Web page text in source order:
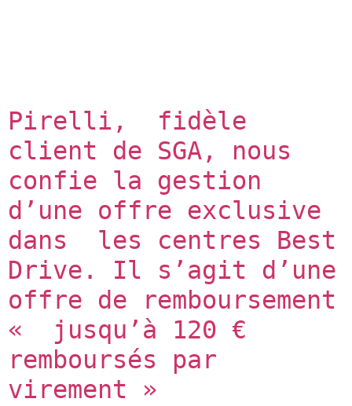
Pirelli,  fidèle
client de SGA, nous
confie la gestion
d’une offre exclusive
dans  les centres Best
Drive. Il s’agit d’une
offre de remboursement
«  jusqu’à 120 €
remboursés par
virement »